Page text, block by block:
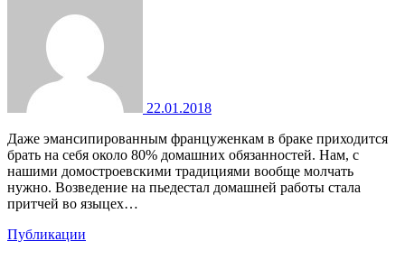
22.01.2018
Даже эмансипированным француженкам в браке приходится
брать на себя около 80% домашних обязанностей. Нам, с
нашими домостроевскими традициями вообще молчать
нужно. Возведение на пьедестал домашней работы стала
притчей во языцех…
Публикации